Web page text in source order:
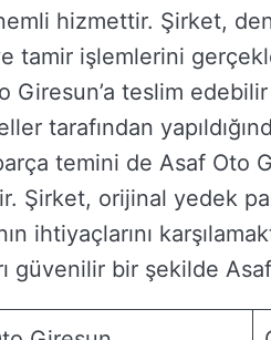
hizmettir. Şirket,
tamir işlemlerini
Giresun’a teslim
tarafından
temini de Asaf Oto
Şirket, orijinal yedek
ihtiyaçlarını
güvenilir bir şekilde